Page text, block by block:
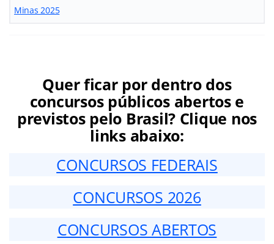
Minas 2025
Quer ficar por dentro dos
concursos públicos abertos e
previstos pelo Brasil? Clique nos
links abaixo:
CONCURSOS FEDERAIS
CONCURSOS 2026
CONCURSOS ABERTOS